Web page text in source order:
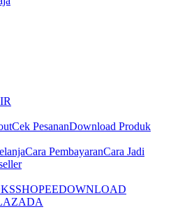
Cek PesananDownload Produk
Cara PembayaranCara Jadi
SHOPEEDOWNLOAD